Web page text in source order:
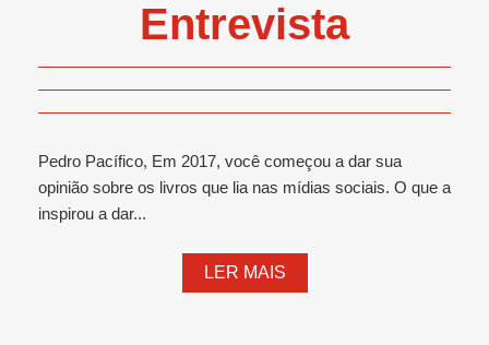
Entrevista
Pedro Pacífico, Em 2017, você começou a dar sua
opinião sobre os livros que lia nas mídias sociais. O que a
inspirou a dar...
LER MAIS